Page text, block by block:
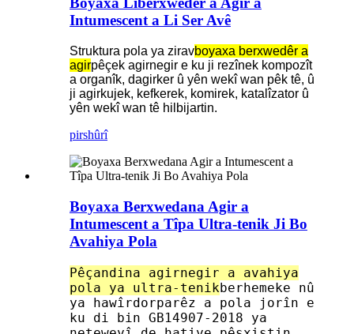
Intumescent a Li Ser Avê
Struktura pola ya ziravboyaxa berxwedêr a
agirpêçek agirnegir e ku ji rezînek kompozît
a organîk, dagirker û yên wekî wan pêk tê, û
ji agirkujek, kefkerek, komirek, katalîzator û
yên wekî wan tê hilbijartin.
pirshûrî
Boyaxa Berxwedana Agir a
Intumescent a Tîpa Ultra-tenik Ji Bo
Avahiya Pola
Pêçandina agirnegir a avahiya
pola ya ultra-tenikberhemeke nû
ya hawîrdorparêz a pola jorîn e
ku di bin GB14907-2018 ya